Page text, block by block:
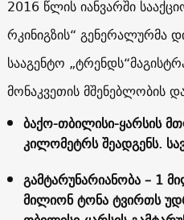
2016 წლის იანვარში
რკინიგზის“ გენერალურმა
სააგენტო
მონაკვეთის მშენებლობის
ბაქო-თბილისი-ყარსის
კილომეტრს შეადგენს.
გამტარუნარიანობა – 1
მილიონ ტონა ტვირთს